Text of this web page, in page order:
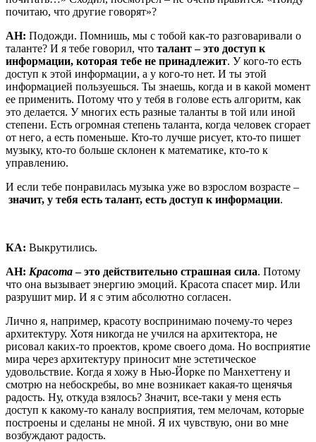
почитаю, что другие говорят»?
АН: Подожди. Помнишь, мы с тобой как-то разговаривали о
таланте? И я тебе говорил, что талант – это доступ к
информации, которая тебе не принадлежит. У кого-то есть
доступ к этой информации, а у кого-то нет. И ты этой
информацией пользуешься. Ты знаешь, когда и в какой момент
ее применить. Потому что у тебя в голове есть алгоритм, как
это делается. У многих есть разные таланты в той или иной
степени. Есть огромная степень таланта, когда человек сгорает
от него, а есть поменьше. Кто-то лучше рисует, кто-то пишет
музыку, кто-то больше склонен к математике, кто-то к
управлению.
И если тебе понравилась музыка уже во взрослом возрасте –
значит, у тебя есть талант, есть доступ к информации.
КА: Выкрутились.
АН: Красота– это действительно страшная сила. Потому
что она вызывает энергию эмоций. Красота спасет мир. Или
разрушит мир. И я с этим абсолютно согласен.
Лично я, например, красоту воспринимаю почему-то через
архитектуру. Хотя никогда не учился на архитектора, не
рисовал каких-то проектов, кроме своего дома. Но восприятие
мира через архитектуру приносит мне эстетическое
удовольствие. Когда я хожу в Нью-Йорке по Манхеттену и
смотрю на небоскребы, во мне возникает какая-то щенячья
радость. Ну, откуда взялось? Значит, все-таки у меня есть
доступ к какому-то каналу восприятия, тем мелочам, которые
построены и сделаны не мной. Я их чувствую, они во мне
возбуждают радость.